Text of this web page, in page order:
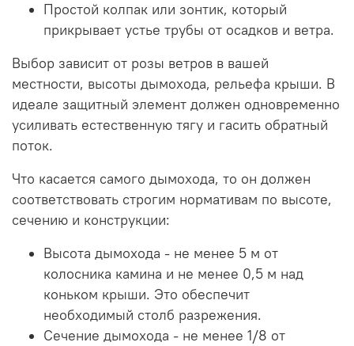
Простой колпак или зонтик, который
прикрывает устье трубы от осадков и ветра.
Выбор зависит от розы ветров в вашей
местности, высоты дымохода, рельефа крыши. В
идеале защитный элемент должен одновременно
усиливать естественную тягу и гасить обратный
поток.
Что касается самого дымохода, то он должен
соответствовать строгим нормативам по высоте,
сечению и конструкции:
Высота дымохода - не менее 5 м от
колосника камина и не менее 0,5 м над
коньком крыши. Это обеспечит
необходимый столб разрежения.
Сечение дымохода - не менее 1/8 от